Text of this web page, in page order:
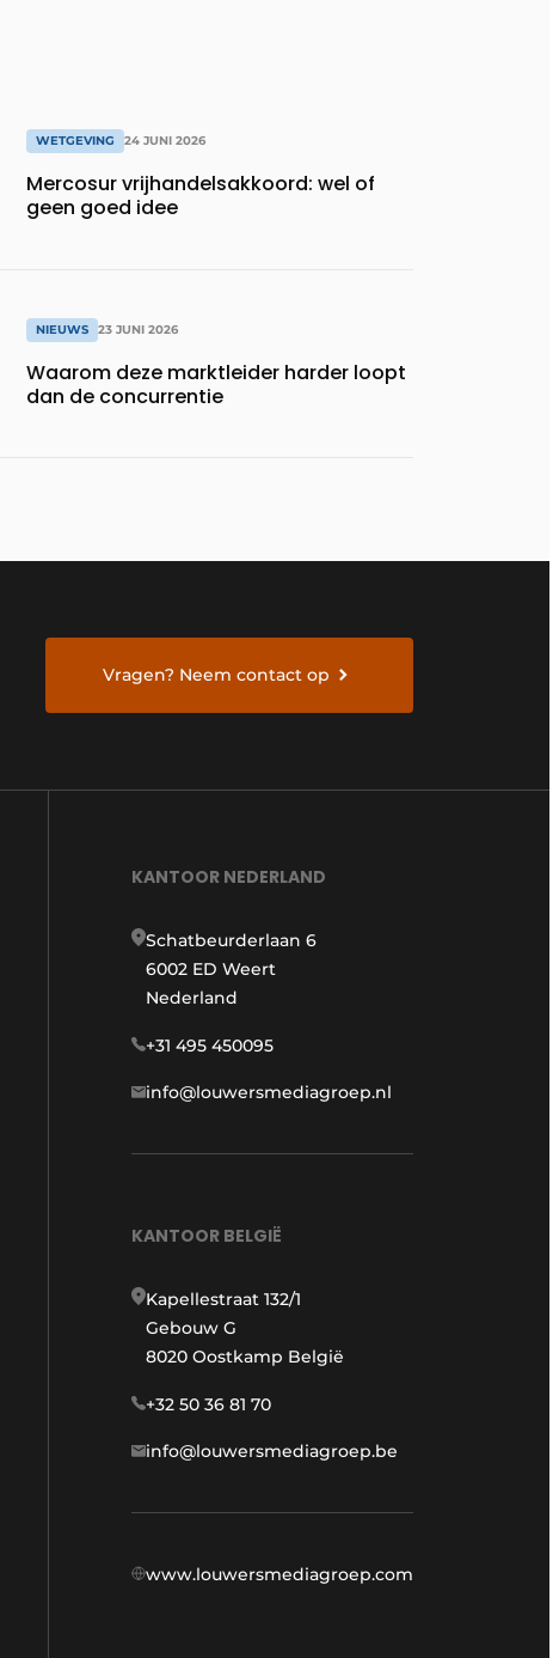
WETGEVING 24 JUNI 2026
Mercosur vrijhandelsakkoord: wel of
geen goed idee
NIEUWS 23 JUNI 2026
Waarom deze marktleider harder loopt
dan de concurrentie
Vragen? Neem contact op
KANTOOR NEDERLAND
Schatbeurderlaan 6
6002 ED Weert
Nederland
+31 495 450095
info@louwersmediagroep.nl
KANTOOR BELGIË
Kapellestraat 132/1
Gebouw G
8020 Oostkamp België
+32 50 36 81 70
info@louwersmediagroep.be
www.louwersmediagroep.com